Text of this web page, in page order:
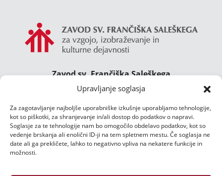
Upravljanje soglasja
Za zagotavljanje najboljše uporabniške izkušnje uporabljamo tehnologije,
kot so piškotki, za shranjevanje in/ali dostop do podatkov o napravi.
Soglasje za te tehnologije nam bo omogočilo obdelavo podatkov, kot so
vedenje brskanja ali enolični ID-ji na tem spletnem mestu. Če soglasja ne
date ali ga prekličete, lahko to negativno vpliva na nekatere funkcije in
možnosti.
Zavod sv. Frančiška Saleškega
Gimnazija Želimlje ° Dom Janeza Boska ° Majcnov
Želimlje 46, 1291 Škofljica
TEL.:01/47 02 111
E-POŠTA: djb@zelimlje.si
Varstvo podatkov